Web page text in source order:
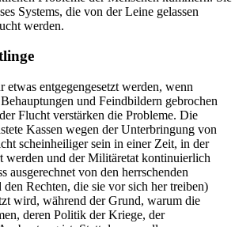
Systems, die von der Leine gelassen
werden.
etwas entgegengesetzt werden, wenn
und Feindbildern gebrochen
Flucht verstärken die Probleme. Die
Kassen wegen der Unterbringung von
scheinheiliger sein in einer Zeit, in der
werden und der Militäretat kontinuierlich
ausgerechnet von den herrschenden
Rechten, die sie vor sich her treiben)
wird, während der Grund, warum die
deren Politik der Kriege, der